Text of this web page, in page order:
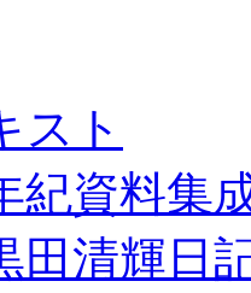
スト
紀資料集
田清輝日